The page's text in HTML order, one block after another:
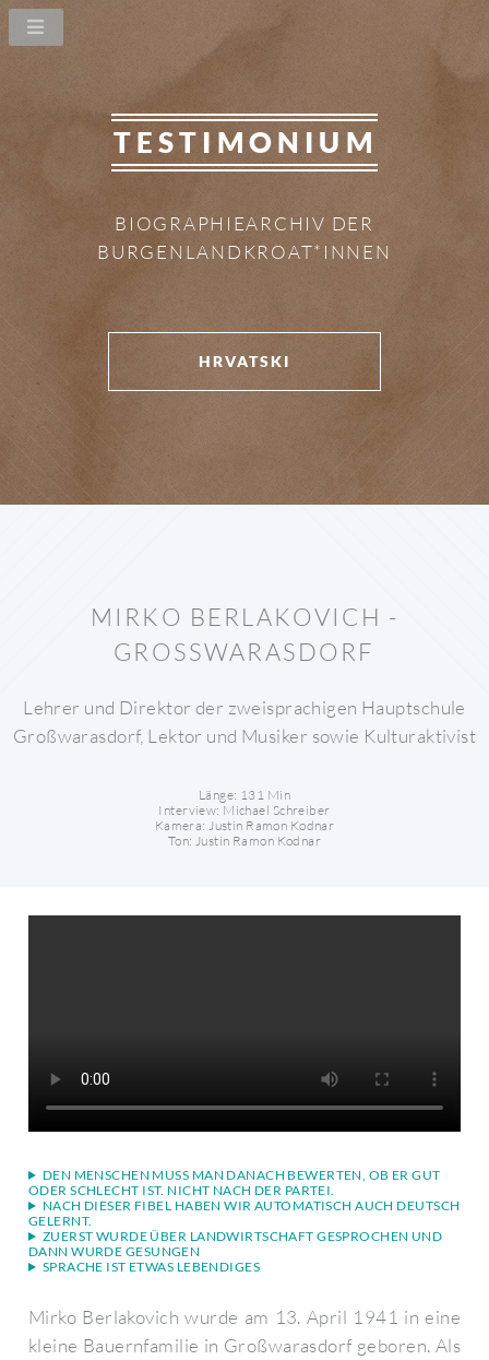
TESTIMONIUM
BIOGRAPHIEARCHIV DER
BURGENLANDKROAT*INNEN
HRVATSKI
MIRKO BERLAKOVICH -
GROSSWARASDORF
Lehrer und Direktor der zweisprachigen Hauptschule
Großwarasdorf, Lektor und Musiker sowie Kulturaktivist
Länge: 131 Min
Interview: Michael Schreiber
Kamera: Justin Ramon Kodnar
Ton: Justin Ramon Kodnar
DEN MENSCHEN MUSS MAN DANACH BEWERTEN, OB ER GUT
ODER SCHLECHT IST. NICHT NACH DER PARTEI.
NACH DIESER FIBEL HABEN WIR AUTOMATISCH AUCH DEUTSCH
GELERNT.
ZUERST WURDE ÜBER LANDWIRTSCHAFT GESPROCHEN UND
DANN WURDE GESUNGEN
SPRACHE IST ETWAS LEBENDIGES
Mirko Berlakovich wurde am 13. April 1941 in eine
kleine Bauernfamilie in Großwarasdorf geboren. Als